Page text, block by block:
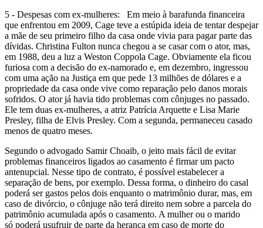
5 - Despesas com ex-mulheres: Em meio à barafunda financeira
que enfrentou em 2009, Cage teve a estúpida ideia de tentar despejar
a mãe de seu primeiro filho da casa onde vivia para pagar parte das
dívidas. Christina Fulton nunca chegou a se casar com o ator, mas,
em 1988, deu a luz a Weston Coppola Cage. Obviamente ela ficou
furiosa com a decisão do ex-namorado e, em dezembro, ingressou
com uma ação na Justiça em que pede 13 milhões de dólares e a
propriedade da casa onde vive como reparação pelo danos morais
sofridos. O ator já havia tido problemas com cônjuges no passado.
Ele tem duas ex-mulheres, a atriz Patrícia Arquette e Lisa Marie
Presley, filha de Elvis Presley. Com a segunda, permaneceu casado
menos de quatro meses.
Segundo o advogado Samir Choaib, o jeito mais fácil de evitar
problemas financeiros ligados ao casamento é firmar um pacto
antenupcial. Nesse tipo de contrato, é possível estabelecer a
separação de bens, por exemplo. Dessa forma, o dinheiro do casal
poderá ser gastos pelos dois enquanto o matrimônio durar, mas, em
caso de divórcio, o cônjuge não terá direito nem sobre a parcela do
patrimônio acumulada após o casamento. A mulher ou o marido
só poderá usufruir de parte da herança em caso de morte do